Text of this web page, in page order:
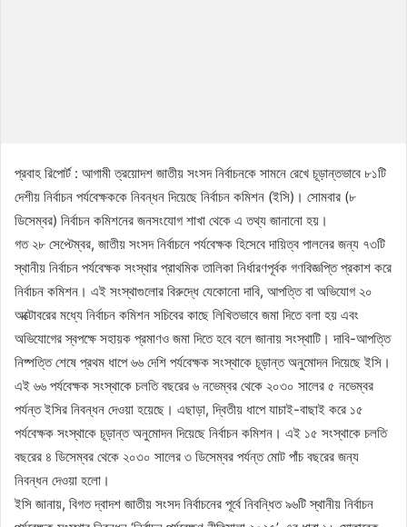
প্রবাহ রিপোর্ট : আগামী ত্রয়োদশ জাতীয় সংসদ নির্বাচনকে সামনে রেখে চূড়ান্তভাবে ৮১টি
দেশীয় নির্বাচন পর্যবেক্ষককে নিবন্ধন দিয়েছে নির্বাচন কমিশন (ইসি)। সোমবার (৮
ডিসেম্বর) নির্বাচন কমিশনের জনসংযোগ শাখা থেকে এ তথ্য জানানো হয়।
গত ২৮ সেপ্টেম্বর, জাতীয় সংসদ নির্বাচনে পর্যবেক্ষক হিসেবে দায়িত্ব পালনের জন্য ৭৩টি
স্থানীয় নির্বাচন পর্যবেক্ষক সংস্থার প্রাথমিক তালিকা নির্ধারণপূর্বক গণবিজ্ঞপ্তি প্রকাশ করে
নির্বাচন কমিশন। এই সংস্থাগুলোর বিরুদ্ধে যেকোনো দাবি, আপত্তি বা অভিযোগ ২০
অক্টোবরের মধ্যে নির্বাচন কমিশন সচিবের কাছে লিখিতভাবে জমা দিতে বলা হয় এবং
অভিযোগের স্বপক্ষে সহায়ক প্রমাণও জমা দিতে হবে বলে জানায় সংস্থাটি। দাবি-আপত্তি
নিষ্পত্তি শেষে প্রথম ধাপে ৬৬ দেশি পর্যবেক্ষক সংস্থাকে চূড়ান্ত অনুমোদন দিয়েছে ইসি।
এই ৬৬ পর্যবেক্ষক সংস্থাকে চলতি বছরের ৬ নভেম্বর থেকে ২০৩০ সালের ৫ নভেম্বর
পর্যন্ত ইসির নিবন্ধন দেওয়া হয়েছে। এছাড়া, দ্বিতীয় ধাপে যাচাই-বাছাই করে ১৫
পর্যবেক্ষক সংস্থাকে চূড়ান্ত অনুমোদন দিয়েছে নির্বাচন কমিশন। এই ১৫ সংস্থাকে চলতি
বছরের ৪ ডিসেম্বর থেকে ২০৩০ সালের ৩ ডিসেম্বর পর্যন্ত মোট পাঁচ বছরের জন্য
নিবন্ধন দেওয়া হলো।
ইসি জানায়, বিগত দ্বাদশ জাতীয় সংসদ নির্বাচনের পূর্বে নিবন্ধিত ৯৬টি স্থানীয় নির্বাচন